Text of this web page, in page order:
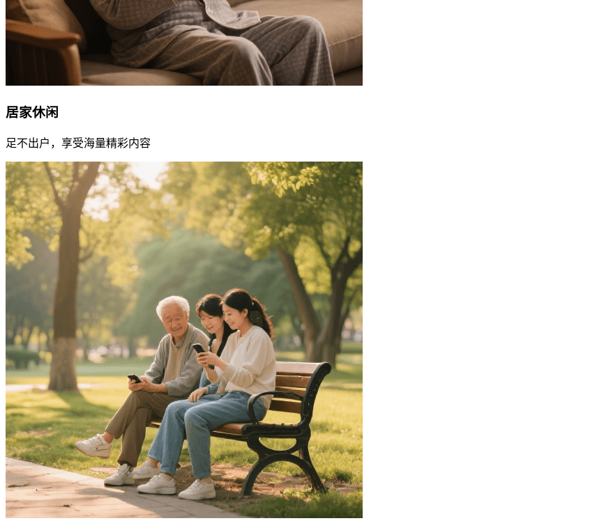
居家休闲
足不出户，享受海量精彩内容